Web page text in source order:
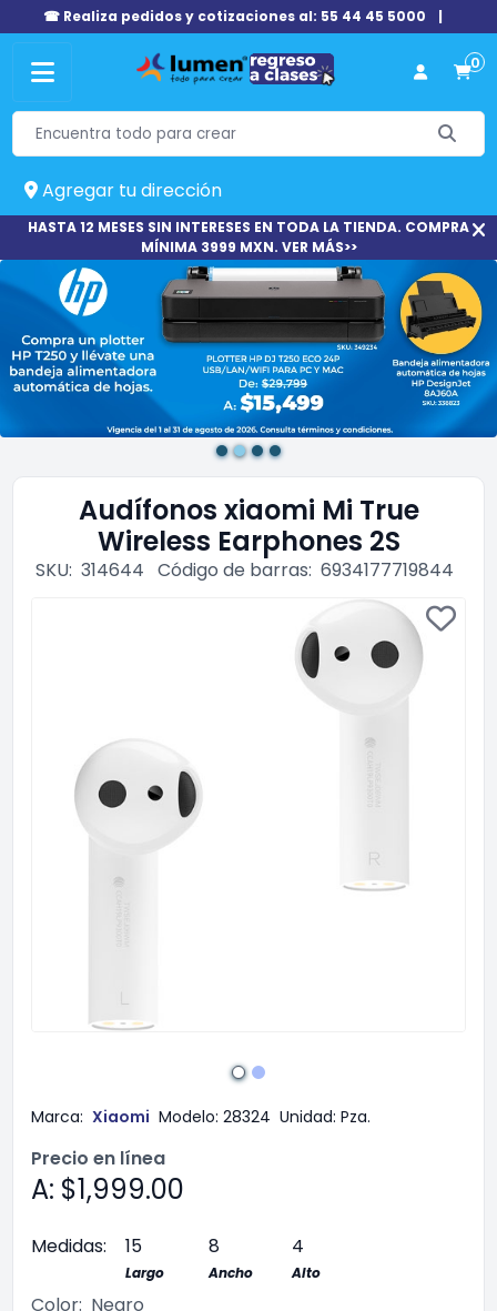
☎ Realiza pedidos y cotizaciones al: 55 44 45 5000 |
0
Agregar tu dirección
HASTA 12 MESES SIN INTERESES EN TODA LA TIENDA. COMPRA
MÍNIMA 3999 MXN. VER MÁS>>
Audífonos xiaomi Mi True
Wireless Earphones 2S
SKU: 314644 Código de barras: 6934177719844
Marca: Xiaomi Modelo: 28324 Unidad: Pza.
Precio en línea
A: $1,999.00
Medidas: 15 8 4
Largo Ancho Alto
Color: Negro